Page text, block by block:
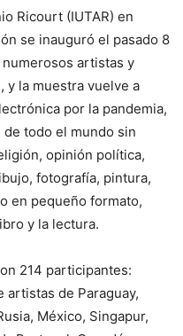
Ricourt (IUTAR) en
se inauguró el pasado 8
artistas y
y la muestra vuelve a
por la pandemia,
todo el mundo sin
opinión política,
fotografía, pintura,
en pequeño formato,
y la lectura.
214 participantes:
artistas de Paraguay,
México, Singapur,